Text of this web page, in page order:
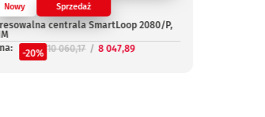
Nowy Sprzedaż
centrala SmartLoop 2080/P,
-20% 10 060,17 8 047,89